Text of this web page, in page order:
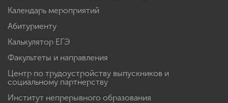
Календарь мероприятий
Абитуриенту
Калькулятор ЕГЭ
Факультеты и направления
Центр по трудоустройству выпускников и
социальному партнерству
Институт непрерывного образования